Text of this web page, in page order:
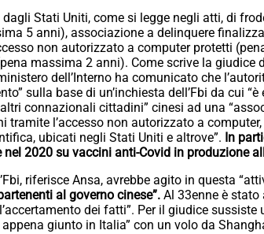
dagli Stati Uniti, come si legge negli atti, di
5 anni), associazione a delinquere
non autorizzato a computer protetti
massima 2 anni). Come scrive la
dell’Interno ha comunicato che
sulla base di un’inchiesta dell’Fbi da cui “è
connazionali cittadini” cinesi ad una
tramite l’accesso non autorizzato a
ubicati negli Stati Uniti e altrove”. In
nel 2020 su vaccini anti-Covid in produzione
riferisce Ansa, avrebbe agito in questa
al governo cinese”. Al 33enne è
dei fatti”. Per il giudice sussiste
appena giunto in Italia” con un volo da